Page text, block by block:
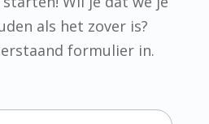
als het zover is?
formulier in.